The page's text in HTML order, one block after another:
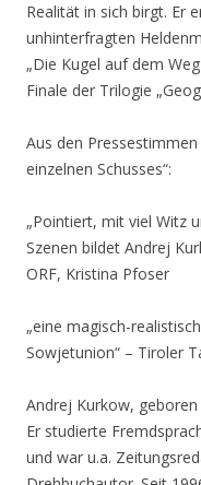
Realität in sich birgt. Er
unhinterfragten
„Die Kugel auf dem
Finale der Trilogie
Aus den
einzelnen Schusses“:
„Pointiert, mit viel Witz
Szenen bildet Andrej
ORF, Kristina Pfoser
„eine magisch-
Sowjetunion“ – Tiroler
Andrej Kurkow,
Er studierte
und war u.a.